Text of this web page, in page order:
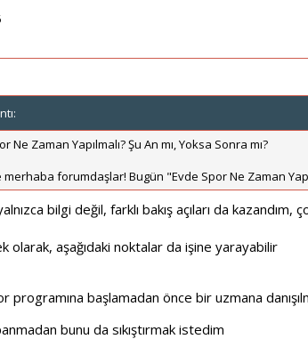
Ne Zaman Yapılmalı? Şu An mı, Yoksa Sonra mı?
forumdaşlar! Bugün "Evde Spor Ne Zaman
bilgi değil, farklı bakış açıları da
olarak, aşağıdaki noktalar da işine yarayabilir
programına başlamadan önce bir uzmana
bunu da sıkıştırmak istedim